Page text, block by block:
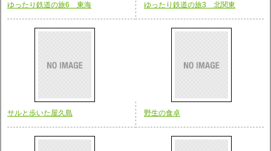
ゆったり鉄道の旅6 東海 ゆったり鉄道の旅3 北関東
サルと歩いた屋久島 野生の食卓